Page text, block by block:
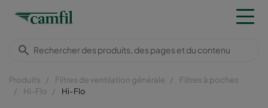
Produits Filtres de ventilation générale
Filtres à poches
Hi-Flo
Hi-Flo